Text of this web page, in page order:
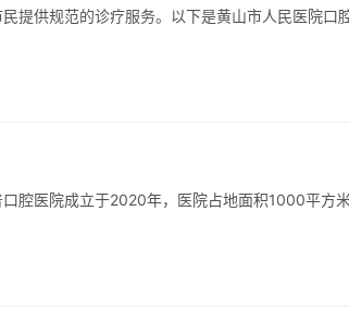
提供规范的诊疗服务。以下是黄山市人民医院口
腔医院成立于2020年，医院占地面积1000平方米